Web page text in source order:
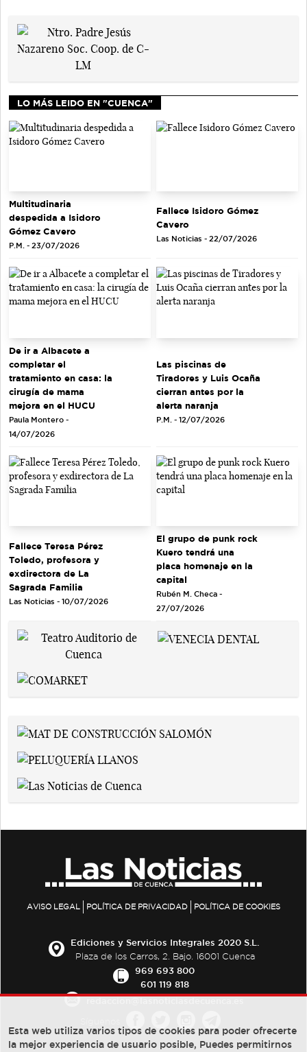
LO MÁS LEIDO EN "CUENCA"
Multitudinaria
despedida a Isidoro
Gómez Cavero
P.M. - 23/07/2026
Fallece Isidoro Gómez
Cavero
Las Noticias - 22/07/2026
De ir a Albacete a
completar el
tratamiento en casa: la
cirugía de mama
mejora en el HUCU
Paula Montero -
14/07/2026
Las piscinas de
Tiradores y Luis Ocaña
cierran antes por la
alerta naranja
P.M. - 12/07/2026
Fallece Teresa Pérez
Toledo, profesora y
exdirectora de La
Sagrada Familia
Las Noticias - 10/07/2026
El grupo de punk rock
Kuero tendrá una
placa homenaje en la
capital
Rubén M. Checa -
27/07/2026
AVISO LEGAL POLÍTICA DE PRIVACIDAD POLÍTICA DE COOKIES
Ediciones y Servicios Integrales 2020 S.L.
Plaza de los Carros, 2. Bajo. 16001 Cuenca
969 693 800
601 119 818
Esta web utiliza varios tipos de cookies para poder ofrecerte
la mejor experiencia de usuario posible, Puedes permitirnos